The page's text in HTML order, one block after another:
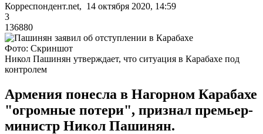
Корреспондент.net, 14 октября 2020, 14:59
3
136880
Фото: Скриншот
Никол Пашинян утверждает, что ситуация в Карабахе под
контролем
Армения понесла в Нагорном Карабахе
"огромные потери", признал премьер-
министр Никол Пашинян.